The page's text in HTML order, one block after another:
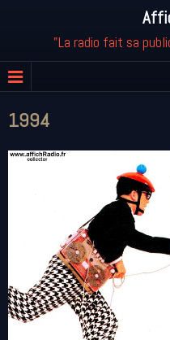
"La radio fait sa
1994